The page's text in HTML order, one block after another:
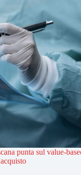
punta sul value-